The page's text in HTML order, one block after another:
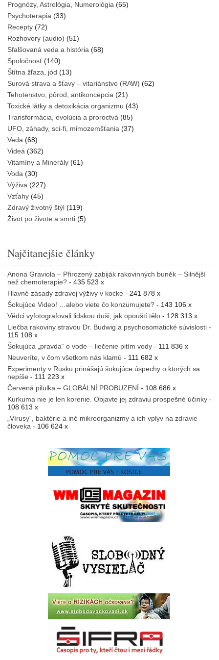
Prognózy, Astrológia, Numerológia (65)
Psychoterapia (33)
Recepty (72)
Rozhovory (audio) (51)
Sfalšovaná veda a história (68)
Spoločnosť(140)
Štítna žľaza, jód (13)
Surová strava a šťavy – vitariánstvo (RAW) (62)
Tehotenstvo, pôrod, antikoncepcia (21)
Toxické látky a detoxikácia organizmu (43)
Transformácia, evolúcia a proroctvá (85)
UFO, záhady, sci-fi, mimozemšťania (37)
Veda (68)
Videá (362)
Vitamíny a Minerály (61)
Voda (30)
Výživa (227)
Vzťahy (45)
Zdravý životný štýl (119)
Život po živote a smrti (5)
Najčitanejšie články
Anona Graviola – Přirozený zabiják rakovinných buněk – Silnější
než chemoterapie? - 435 523 x
Hlavné zásady zdravej výživy v kocke - 241 878 x
Šokujúce Video! …alebo viete čo konzumujete? - 143 106 x
Vědci vyfotografovali lidskou duši, jak opouští tělo - 128 313 x
Liečba rakoviny stravou Dr. Budwig a psychosomatické súvislosti -
115 108 x
Šokujúca „pravda“ o vode – liečenie pitím vody - 111 836 x
Neuveríte, v čom všetkom nás klamú - 111 682 x
Experimenty v Rusku prinášajú šokujúce úspechy o ktorých sa
nepíše - 111 223 x
Červená pilulka – GLOBÁLNÍ PROBUZENÍ - 108 686 x
Kurkuma nie je len korenie. Objavte jej zdraviu prospešné účinky -
108 613 x
„Vírusy“, baktérie a iné mikroorganizmy a ich vplyv na zdravie
človeka - 106 624 x